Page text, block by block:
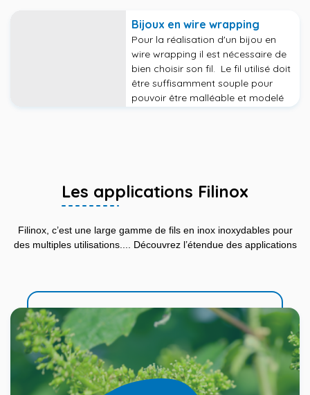
Bijoux en wire wrapping
Pour la réalisation d'un bijou en
wire wrapping il est nécessaire de
bien choisir son fil. Le fil utilisé doit
être suffisamment souple pour
pouvoir être malléable et modelé
créations lourdes ou d'assembler
plusieurs pièces entres elles.
Les applications Filinox
Filinox, c’est une large gamme de fils en inox inoxydables pour
des multiples utilisations.... Découvrez l’étendue des applications